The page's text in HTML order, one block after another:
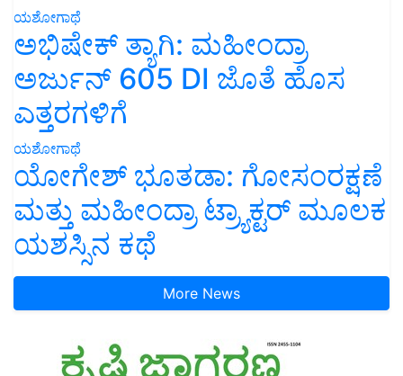
ಯಶೋಗಾಥೆ
ಅಭಿಷೇಕ್ ತ್ಯಾಗಿ: ಮಹೀಂದ್ರಾ
ಅರ್ಜುನ್ 605 DI ಜೊತೆ ಹೊಸ
ಎತ್ತರಗಳಿಗೆ
ಯಶೋಗಾಥೆ
ಯೋಗೇಶ್ ಭೂತಡಾ: ಗೋಸಂರಕ್ಷಣೆ
ಮತ್ತು ಮಹೀಂದ್ರಾ ಟ್ರ್ಯಾಕ್ಟರ್ ಮೂಲಕ
ಯಶಸ್ಸಿನ ಕಥೆ
More News